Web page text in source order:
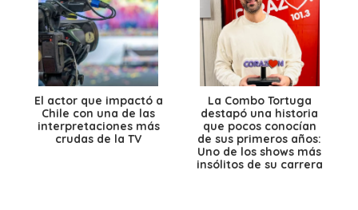
El actor que impactó a
Chile con una de las
interpretaciones más
crudas de la TV
La Combo Tortuga
destapó una historia
que pocos conocían
de sus primeros años:
Uno de los shows más
insólitos de su carrera